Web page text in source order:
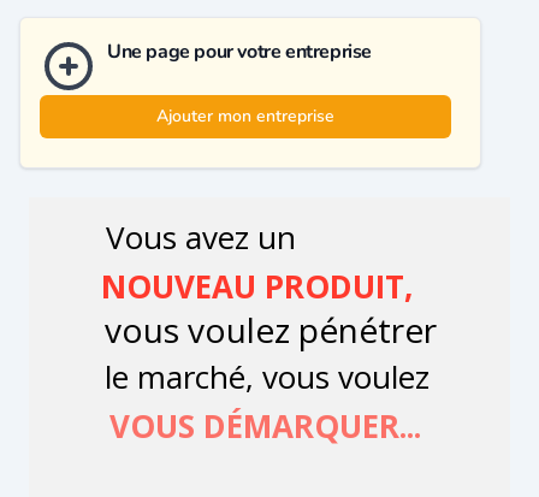
Une page pour votre entreprise
Ajouter mon entreprise